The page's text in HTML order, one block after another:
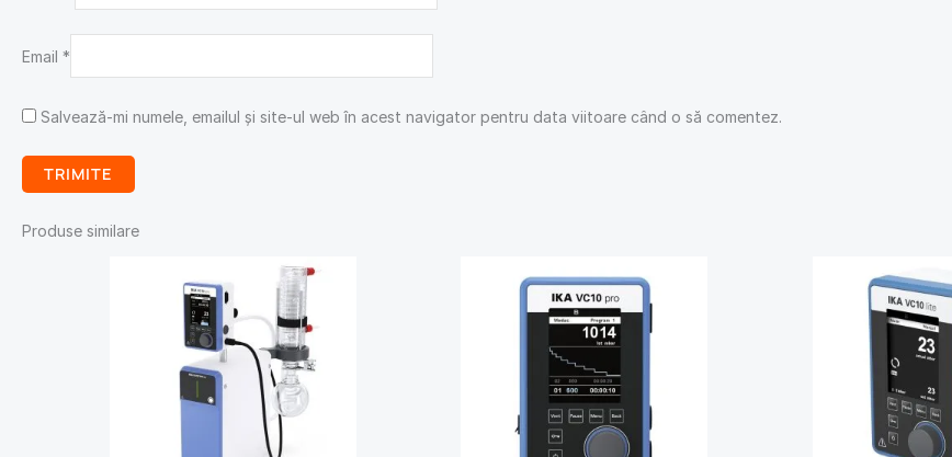
Email *
Salvează-mi numele, emailul și site-ul web în acest navigator pentru data viitoare când o să comentez.
Produse similare